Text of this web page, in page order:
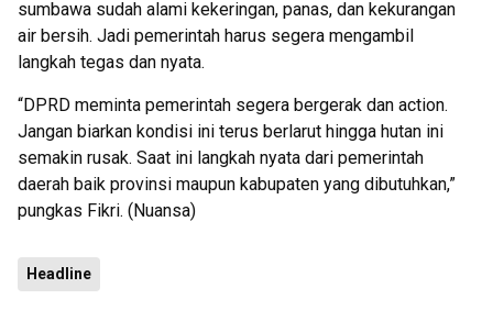
sumbawa sudah alami kekeringan, panas, dan kekurangan
air bersih. Jadi pemerintah harus segera mengambil
langkah tegas dan nyata.
“DPRD meminta pemerintah segera bergerak dan action.
Jangan biarkan kondisi ini terus berlarut hingga hutan ini
semakin rusak. Saat ini langkah nyata dari pemerintah
daerah baik provinsi maupun kabupaten yang dibutuhkan,”
pungkas Fikri. (Nuansa)
Headline